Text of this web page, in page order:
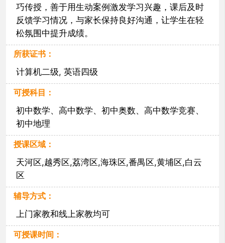
巧传授，善于用生动案例激发学习兴趣，课后及时
反馈学习情况，与家长保持良好沟通，让学生在轻
松氛围中提升成绩。
所获证书：
计算机二级, 英语四级
可授科目：
初中数学、高中数学、初中奥数、高中数学竞赛、
初中地理
授课区域：
天河区,越秀区,荔湾区,海珠区,番禺区,黄埔区,白云
区
辅导方式：
上门家教和线上家教均可
可授课时间：